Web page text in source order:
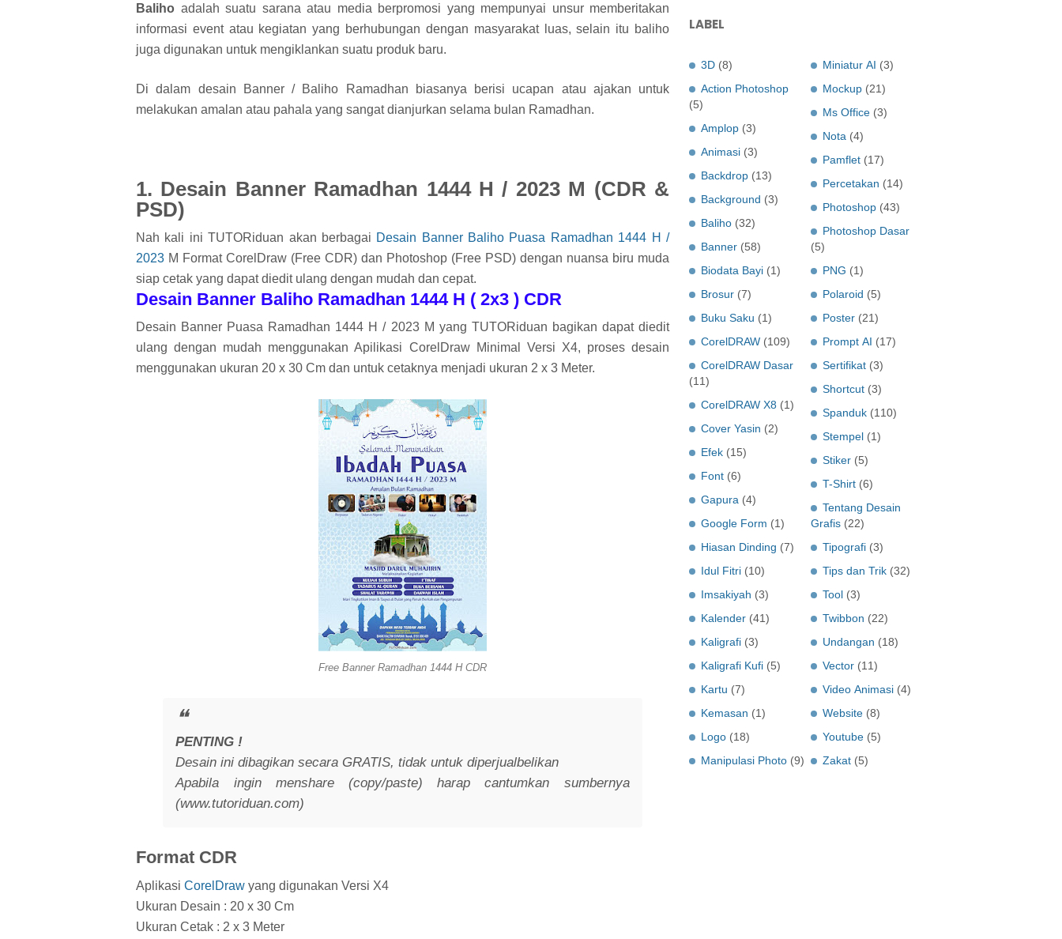
Baliho adalah suatu sarana atau media berpromosi yang mempunyai unsur memberitakan
informasi event atau kegiatan yang berhubungan dengan masyarakat luas, selain itu baliho
juga digunakan untuk mengiklankan suatu produk baru.
Di dalam desain Banner / Baliho Ramadhan biasanya berisi ucapan atau ajakan untuk
melakukan amalan atau pahala yang sangat dianjurkan selama bulan Ramadhan.
1. Desain Banner Ramadhan 1444 H / 2023 M (CDR &
PSD)
Nah kali ini TUTORiduan akan berbagai Desain Banner Baliho Puasa Ramadhan 1444 H /
2023 M Format CorelDraw (Free CDR) dan Photoshop (Free PSD) dengan nuansa biru muda
siap cetak yang dapat diedit ulang dengan mudah dan cepat.
Desain Banner Baliho Ramadhan 1444 H ( 2x3 ) CDR
Desain Banner Puasa Ramadhan 1444 H / 2023 M yang TUTORiduan bagikan dapat diedit
ulang dengan mudah menggunakan Apilikasi CorelDraw Minimal Versi X4, proses desain
menggunakan ukuran 20 x 30 Cm dan untuk cetaknya menjadi ukuran 2 x 3 Meter.
Free Banner Ramadhan 1444 H CDR
PENTING !
Desain ini dibagikan secara GRATIS, tidak untuk diperjualbelikan
Apabila ingin menshare (copy/paste) harap cantumkan sumbernya
(www.tutoriduan.com)
Format CDR
Aplikasi CorelDraw yang digunakan Versi X4
Ukuran Desain : 20 x 30 Cm
Ukuran Cetak : 2 x 3 Meter
LABEL
3D (8)
Action Photoshop
(5)
Amplop (3)
Animasi (3)
Backdrop (13)
Background (3)
Baliho (32)
Banner (58)
Biodata Bayi (1)
Brosur (7)
Buku Saku (1)
CorelDRAW (109)
CorelDRAW Dasar
(11)
CorelDRAW X8 (1)
Cover Yasin (2)
Efek (15)
Font (6)
Gapura (4)
Google Form (1)
Hiasan Dinding (7)
Idul Fitri (10)
Imsakiyah (3)
Kalender (41)
Kaligrafi (3)
Kaligrafi Kufi (5)
Kartu (7)
Kemasan (1)
Logo (18)
Manipulasi Photo (9)
Miniatur AI (3)
Mockup (21)
Ms Office (3)
Nota (4)
Pamflet (17)
Percetakan (14)
Photoshop (43)
Photoshop Dasar
(5)
PNG (1)
Polaroid (5)
Poster (21)
Prompt AI (17)
Sertifikat (3)
Shortcut (3)
Spanduk (110)
Stempel (1)
Stiker (5)
T-Shirt (6)
Tentang Desain
Grafis (22)
Tipografi (3)
Tips dan Trik (32)
Tool (3)
Twibbon (22)
Undangan (18)
Vector (11)
Video Animasi (4)
Website (8)
Youtube (5)
Zakat (5)